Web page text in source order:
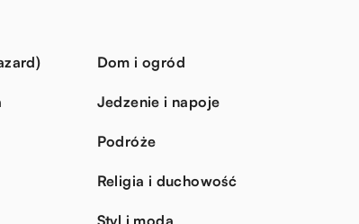
Dom i ogród
Jedzenie i napoje
Podróże
Religia i duchowość
Styl i moda